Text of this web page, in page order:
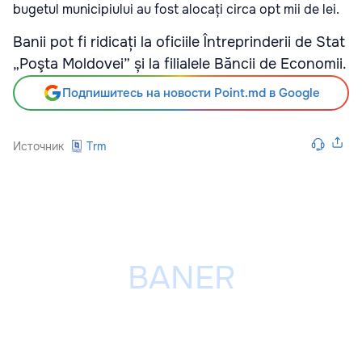
bugetul municipiului au fost alocați circa opt mii de lei.
Banii pot fi ridicați la oficiile Întreprinderii de Stat
„Poşta Moldovei” și la filialele Băncii de Economii.
Подпишитесь на новости Point.md в Google
Источник Trm